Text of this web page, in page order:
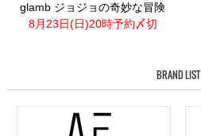
glamb ジョジョの奇妙な冒険
8月23日(日)20時予約〆切
BRAND LIST